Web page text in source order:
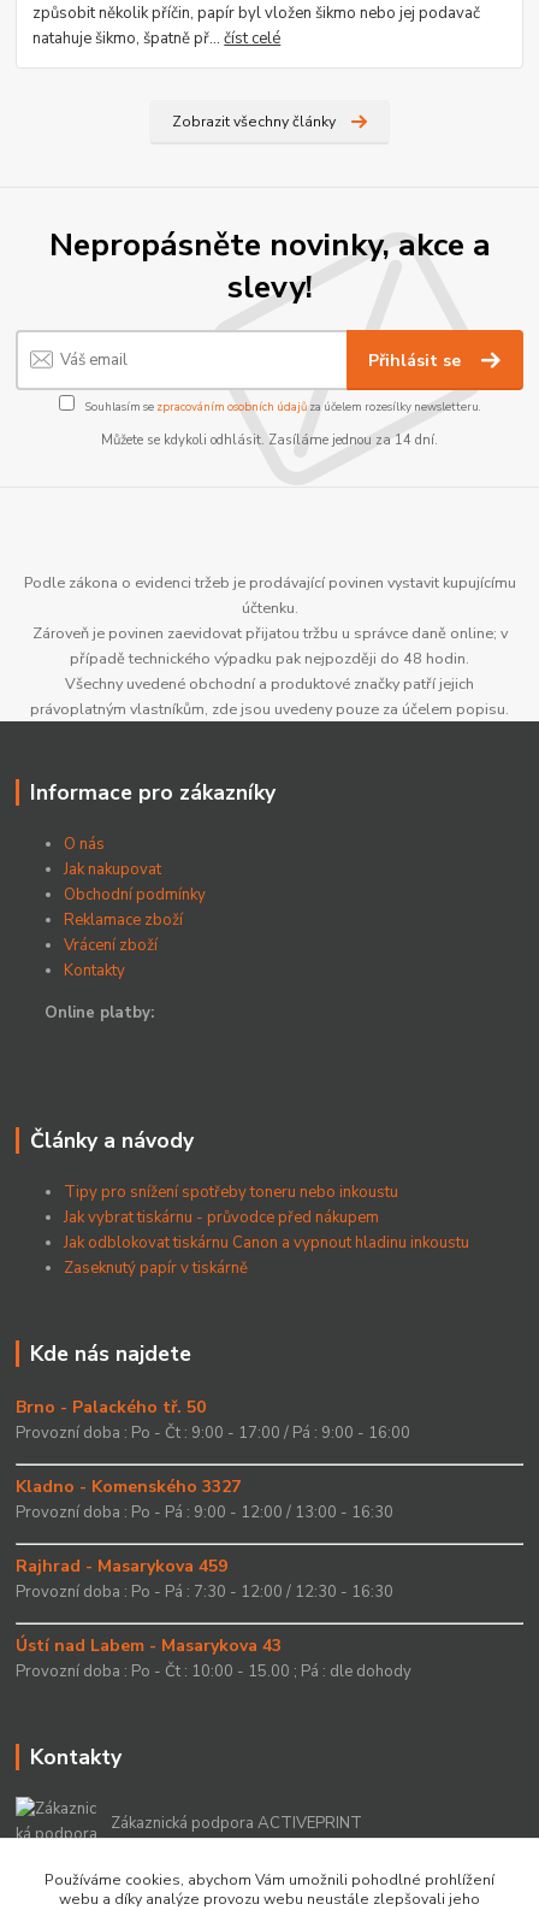
způsobit několik příčin, papír byl vložen šikmo nebo jej podavač
natahuje šikmo, špatně př...číst celé
Zobrazit všechny články
Nepropásněte novinky, akce a
slevy!
Přihlásit se
Souhlasím se zpracováním osobních údajůza účelem rozesílky newsletteru.
Můžete se kdykoli odhlásit. Zasíláme jednou za 14 dní.
Podle zákona o evidenci tržeb je prodávající povinen vystavit kupujícímu
účtenku.
Zároveň je povinen zaevidovat přijatou tržbu u správce daně online; v
případě technického výpadku pak nejpozději do 48 hodin.
Všechny uvedené obchodní a produktové značky patří jejich
právoplatným vlastníkům, zde jsou uvedeny pouze za účelem popisu.
Informace pro zákazníky
O nás
Jak nakupovat
Obchodní podmínky
Reklamace zboží
Vrácení zboží
Kontakty
Online platby:
Články a návody
Tipy pro snížení spotřeby toneru nebo inkoustu
Jak vybrat tiskárnu - průvodce před nákupem
Jak odblokovat tiskárnu Canon a vypnout hladinu inkoustu
Zaseknutý papír v tiskárně
Kde nás najdete
Brno - Palackého tř. 50
Provozní doba : Po - Čt : 9:00 - 17:00 / Pá : 9:00 - 16:00
Kladno - Komenského 3327
Provozní doba : Po - Pá : 9:00 - 12:00 / 13:00 - 16:30
Rajhrad - Masarykova 459
Provozní doba : Po - Pá : 7:30 - 12:00 / 12:30 - 16:30
Ústí nad Labem - Masarykova 43
Provozní doba : Po - Čt : 10:00 - 15.00 ; Pá : dle dohody
Kontakty
Zákaznická podpora ACTIVEPRINT
+420 549 213 756
Používáme cookies, abychom Vám umožnili pohodlné prohlížení
webu a díky analýze provozu webu neustále zlepšovali jeho